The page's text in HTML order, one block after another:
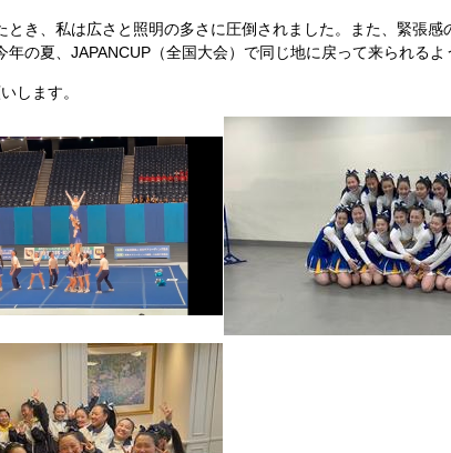
き、私は広さと照明の多さに圧倒されました。また、緊張感
の夏、JAPANCUP（全国大会）で同じ地に戻って来られるよ
します。